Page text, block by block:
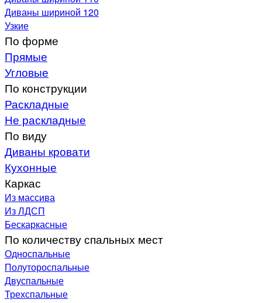
Диваны шириной 120
Узкие
По форме
Прямые
Угловые
По конструкции
Раскладные
Не раскладные
По виду
Диваны кровати
Кухонные
Каркас
Из массива
Из ЛДСП
Бескаркасные
По количеству спальных мест
Односпальные
Полутороспальные
Двуспальные
Трехспальные